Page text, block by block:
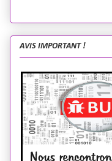
AVIS IMPORTANT !